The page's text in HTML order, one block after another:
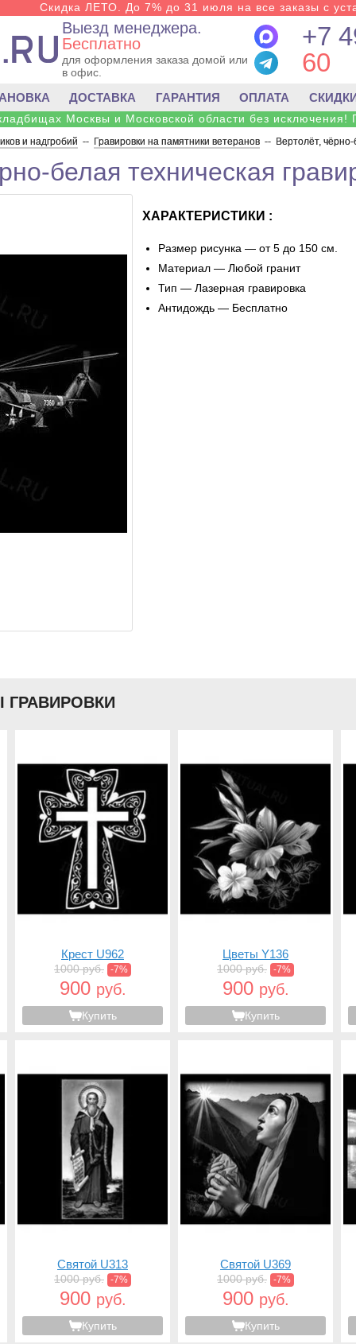
Скидка ЛЕТО. До 7% до 31 июля на все заказы с
Выезд менеджера.
Бесплатно
для оформления заказа домой или
в офис.
+7
60
ДОСТАВКА ГАРАНТИЯ ОПЛАТА
Москвы и Московской области без исключения!
и надгробий -- Гравировки на памятники ветеранов -- Вертолёт,
белая техническая
ХАРАКТЕРИСТИКИ :
Размер рисунка — от 5 до 150 см.
Материал — Любой гранит
Тип — Лазерная гравировка
Антидождь — Бесплатно
ГРАВИРОВКИ
Крест U962
1000 руб. -7%
900 руб.
Купить
Цветы Y136
1000 руб. -7%
900 руб.
Купить
Святой U313
1000 руб. -7%
900 руб.
Купить
Святой U369
1000 руб. -7%
900 руб.
Купить